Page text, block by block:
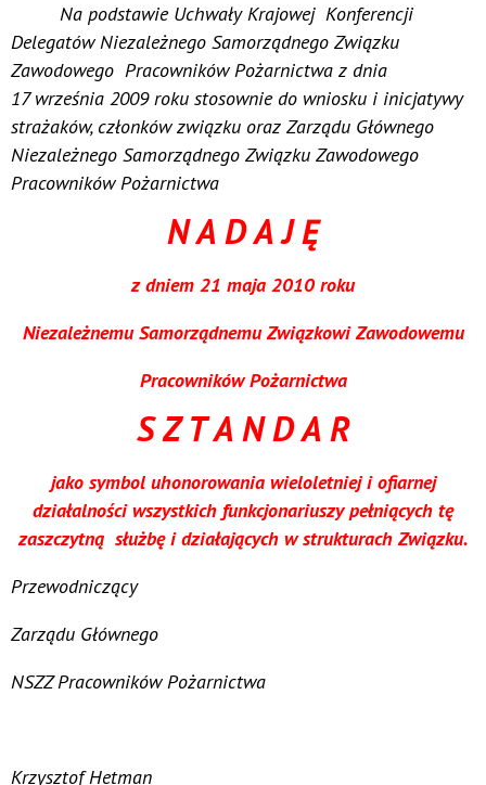
Na podstawie Uchwały Krajowej Konferencji
Delegatów Niezależnego Samorządnego Związku
Zawodowego Pracowników Pożarnictwa z dnia
17 września 2009 roku stosownie do wniosku i inicjatywy
strażaków, członków związku oraz Zarządu Głównego
Niezależnego Samorządnego Związku Zawodowego
Pracowników Pożarnictwa
N A D A J Ę
z dniem 21 maja 2010 roku
Niezależnemu Samorządnemu Związkowi Zawodowemu
Pracowników Pożarnictwa
S Z T A N D A R
jako symbol uhonorowania wieloletniej i ofiarnej
działalności wszystkich funkcjonariuszy pełniących tę
zaszczytną służbę i działających w strukturach Związku.
Przewodniczący
Zarządu Głównego
NSZZ Pracowników Pożarnictwa
Krzysztof Hetman